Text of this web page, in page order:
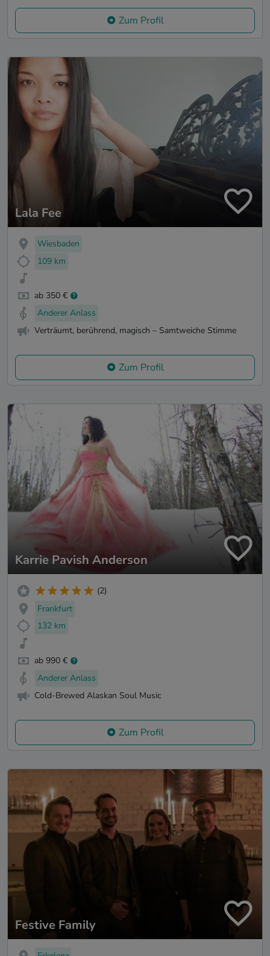
Zum Profil
Lala Fee
Wiesbaden
109 km
ab 350 €
Anderer Anlass
Verträumt, berührend, magisch – Samtweiche Stimme
Zum Profil
Karrie Pavish Anderson
(2)
Frankfurt
132 km
ab 990 €
Anderer Anlass
Cold-Brewed Alaskan Soul Music
Zum Profil
Festive Family